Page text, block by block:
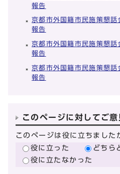
報告
京都市外国籍市民施策懇
報告
京都市外国籍市民施策懇
報告
京都市外国籍市民施策懇
報告
このページに対してご
このページは役に立ちました
役に立った
どちら
役に立たなかった